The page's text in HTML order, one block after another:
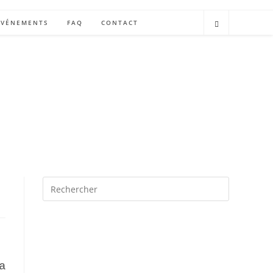
FAQ CONTACT